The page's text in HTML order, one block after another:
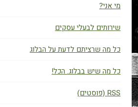
מי אני?
שירותים לבעלי עסקים
כל מה שרציתם לדעת על הבלוג
כל מה שיש בבלוג. הכל!
RSS (פוסטים)